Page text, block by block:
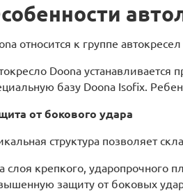
относится к группе
Doona
базу Doona Isofix.
от бокового удара
структура позволяет
слоя крепкого, ударопрочного
защиту от боковых